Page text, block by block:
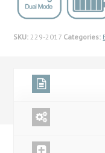
SKU: 229-2017 Categories: